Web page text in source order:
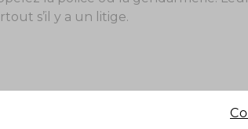
s’il y a un litige.
un constat amiable. Notez tous les